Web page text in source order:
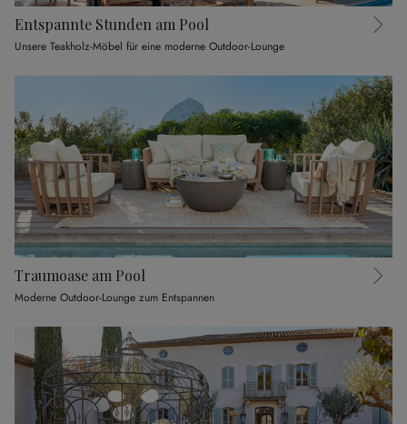
Entspannte Stunden am Pool
Unsere Teakholz-Möbel für eine moderne Outdoor-Lounge
Traumoase am Pool
Moderne Outdoor-Lounge zum Entspannen